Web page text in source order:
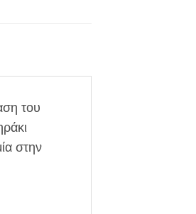
του
στην